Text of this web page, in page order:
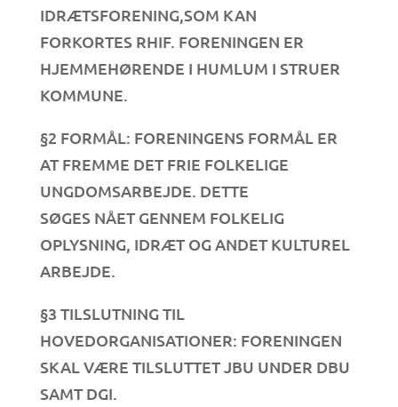
IDRÆTSFORENING,SOM KAN
FORKORTES RHIF. FORENINGEN ER
HJEMMEHØRENDE I HUMLUM I STRUER
KOMMUNE.
§2 FORMÅL: FORENINGENS FORMÅL ER
AT FREMME DET FRIE FOLKELIGE
UNGDOMSARBEJDE. DETTE
SØGES NÅET GENNEM FOLKELIG
OPLYSNING, IDRÆT OG ANDET KULTUREL
ARBEJDE.
§3 TILSLUTNING TIL
HOVEDORGANISATIONER: FORENINGEN
SKAL VÆRE TILSLUTTET JBU UNDER DBU
SAMT DGI.